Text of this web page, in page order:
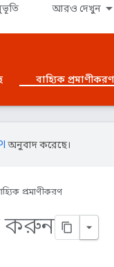
আরও দেখুন
বাহ্যিক প্রমাণীকরণ
অনুবাদ করেছে।
প্রমাণীকরণ
করুন